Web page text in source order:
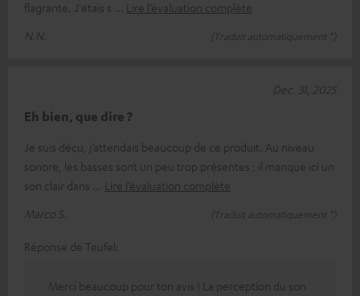
flagrante. J'étais s
Lire l’évaluation complète
N.N.
(Traduit automatiquement *)
Eh bien, que dire ?
Je suis déçu, j’attendais beaucoup de ce produit. Au niveau
sonore, les basses sont un peu trop présentes ; il manque ici un
son clair dans
Lire l’évaluation complète
Marco S.
(Traduit automatiquement *)
Dec. 31, 2025
Réponse de Teufel:
Merci beaucoup pour ton avis ! La perception du son